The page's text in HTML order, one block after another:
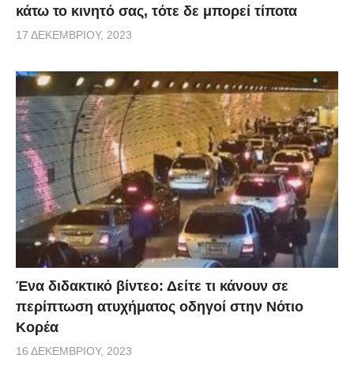
κάτω το κινητό σας, τότε δε μπορεί τίποτα
17 ΔΕΚΕΜΒΡΊΟΥ, 2023
Ένα διδακτικό βίντεο: Δείτε τι κάνουν σε
περίπτωση ατυχήματος οδηγοί στην Νότιο
Κορέα
16 ΔΕΚΕΜΒΡΊΟΥ, 2023